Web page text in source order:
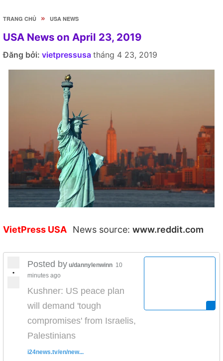
TRANG CHỦ » USA NEWS
USA News on April 23, 2019
Đăng bởi: vietpressusa tháng 4 23, 2019
VietPress USA News source: www.reddit.com
•
Posted by u/dannylenwinn 10
minutes ago
Kushner: US peace plan
will demand 'tough
compromises' from Israelis,
Palestinians
i24news.tv/en/new...